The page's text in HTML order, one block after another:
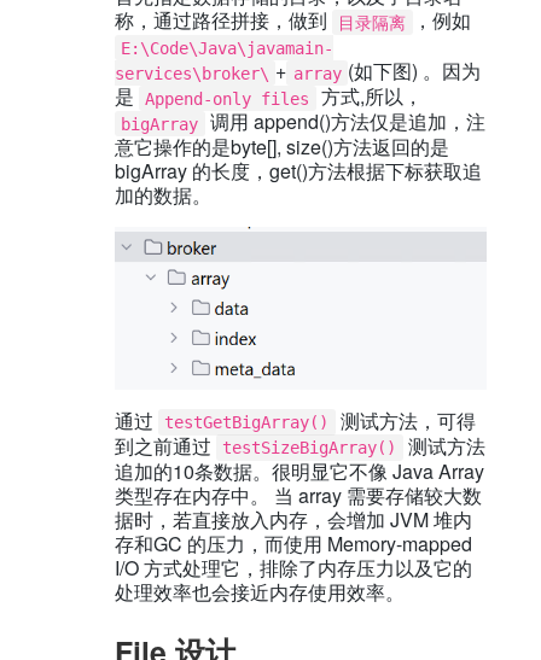
称，通过路径拼接，做到
目录隔离 ，例如
E:\Code\Java\javamain-
services\broker\ + array (如下图) 。因为
是
Append-only files 方式,所以，
bigArray
调用 append()方法仅是追加，注
意它操作的是byte[], size()方法返回的是
bigArray 的长度，get()方法根据下标获取追
加的数据。
通过 testGetBigArray()
测试方法，可得
到之前通过
testSizeBigArray()
测试方法
追加的10条数据。很明显它不像 Java Array
类型存在内存中。 当 array 需要存储较大数
据时，若直接放入内存，会增加 JVM 堆内
存和GC 的压力，而使用 Memory-mapped
I/O 方式处理它，排除了内存压力以及它的
处理效率也会接近内存使用效率。